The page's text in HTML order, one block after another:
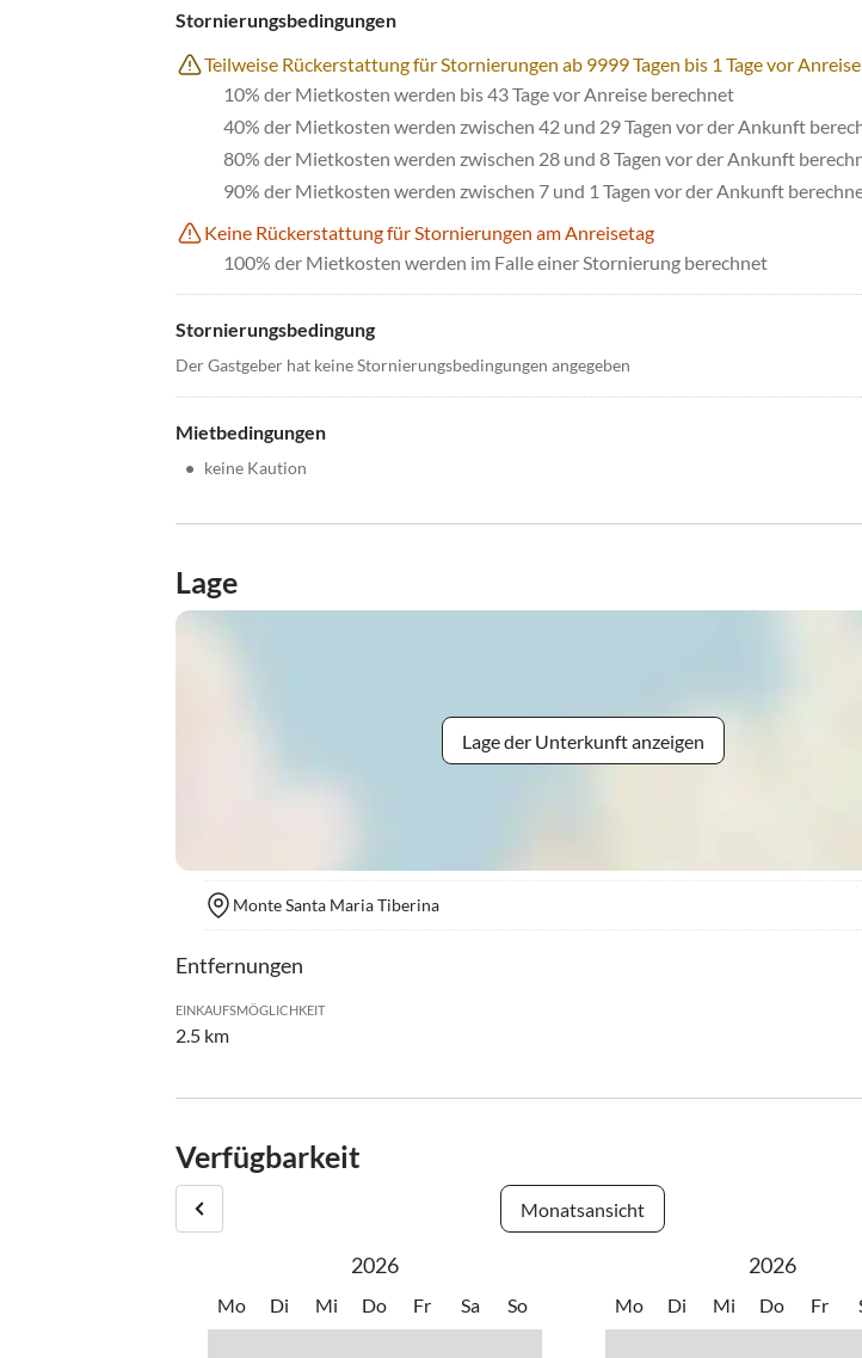
Stornierungsbedingungen
Teilweise Rückerstattung für Stornierungen ab 9999 Tagen bis 1 Tage vor Anreise
10% der Mietkosten werden bis 43 Tage vor Anreise berechnet
40% der Mietkosten werden zwischen 42 und 29 Tagen vor der Ankunft
80% der Mietkosten werden zwischen 28 und 8 Tagen vor der Ankunft
90% der Mietkosten werden zwischen 7 und 1 Tagen vor der Ankunft
Keine Rückerstattung für Stornierungen am Anreisetag
100% der Mietkosten werden im Falle einer Stornierung berechnet
Stornierungsbedingung
Der Gastgeber hat keine Stornierungsbedingungen angegeben
Mietbedingungen
• keine Kaution
Lage
Lage der Unterkunft anzeigen
Monte Santa Maria Tiberina
Entfernungen
EINKAUFSMÖGLICHKEIT
2.5 km
Verfügbarkeit
Monatsansicht
2026
Mo Di Mi Do Fr Sa So
2026
Mo Di Mi Do Fr